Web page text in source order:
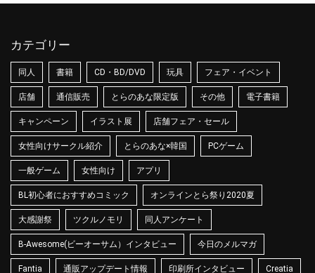
カテゴリー
同人 書籍 CD・BD/DVD 玩具 フェア・イベント
店舗 通信販売 とらのあな限定版 その他 電子書籍
キャンペーン イラスト展 店舗フェア・セール
女性向けサークル紹介 とらのあな×韓国 PCゲーム
一般ゲーム 女性向け アプリ
BL初心者におすすめコミック オンラインとら祭り2020夏
大感謝祭 ツクルノモリ 同人アンケート
B-Awesome(ビーオーサム）インタビュー 今日のメルマガ
Fantia 通販アップデート情報 印刷所インタビュー Creatia